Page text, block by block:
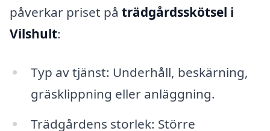
påverkar priset på trädgårdsskötsel i
Vilshult:
Typ av tjänst: Underhåll, beskärning,
gräsklippning eller anläggning.
Trädgårdens storlek: Större